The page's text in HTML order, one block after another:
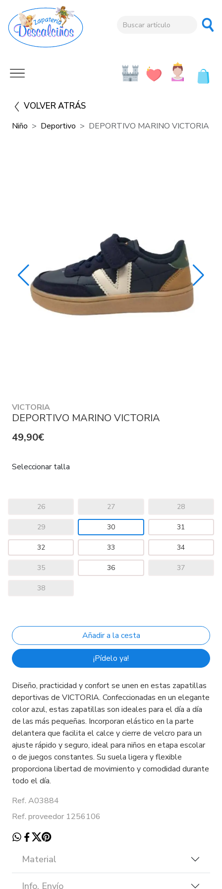
VOLVER ATRÁS
Niño Deportivo DEPORTIVO MARINO VICTORIA
VICTORIA
DEPORTIVO MARINO VICTORIA
49,90€
Seleccionar talla
26 27 28
29 30 31
32 33 34
35 36 37
38
¡Pídelo ya!
Diseño, practicidad y confort se unen en estas zapatillas
deportivas de VICTORIA. Confeccionadas en un elegante
color azul, estas zapatillas son ideales para el día a día
de las más pequeñas. Incorporan elástico en la parte
delantera que facilita el calce y cierre de velcro para un
ajuste rápido y seguro, ideal para niños en etapa escolar
o de juegos constantes. Su suela ligera y flexible
proporciona libertad de movimiento y comodidad durante
todo el día.
Ref. A03884
Ref. proveedor 1256106
Material
Info. Envío